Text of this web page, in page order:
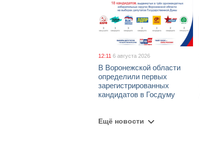
12:11 6 августа 2026
В Воронежской области
определили первых
зарегистрированных
кандидатов в Госдуму
Ещё новости